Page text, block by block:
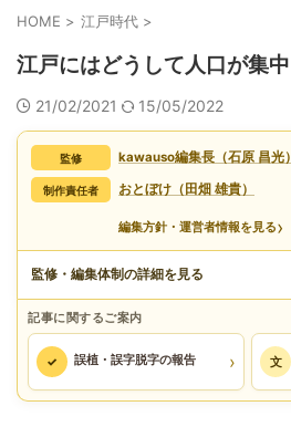
HOME > 江戸時代 >
江戸にはどうして人口が集
21/02/2021 15/05/2022
監修 kawauso編集長（石原 昌光）
制作責任者 おとぼけ（田畑 雄貴）
編集方針・運営者情報を見る›
監修・編集体制の詳細を見る
記事に関するご案内
✓ 誤植・誤字脱字の報告 › 文